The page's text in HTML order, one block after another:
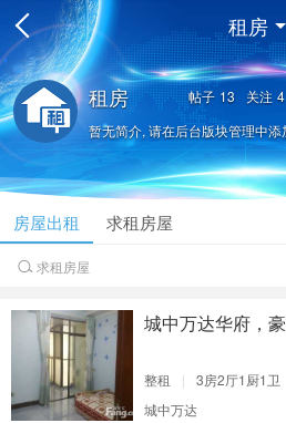
租房
租房 帖子 13 关注 4
暂无简介, 请在后台版块管理中添
房屋出租 求租房屋
 求租房屋
城中万达华府，
整租 | 3房2厅1厨1卫
城中万达